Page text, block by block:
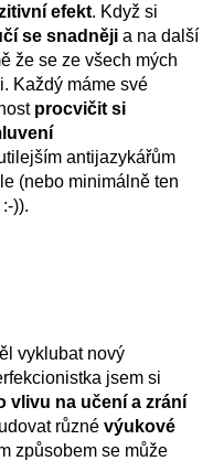
efekt. Když si
se snadněji a na další
že se ze všech mých
Každý máme své
procvičit si
antijazykářům
(nebo minimálně ten
)).
vyklubat nový
jsem si
vlivu na učení a zrání
různé výukové
způsobem se může